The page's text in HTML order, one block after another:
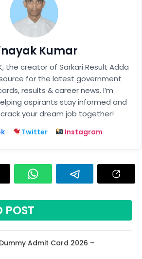
Kumar
the creator of Sarkari Result Adda
for the latest government
results & career news. I’m
aspirants stay informed and
crack your dream job together!
Twitter Instagram
POST
Admit Card 2026 –